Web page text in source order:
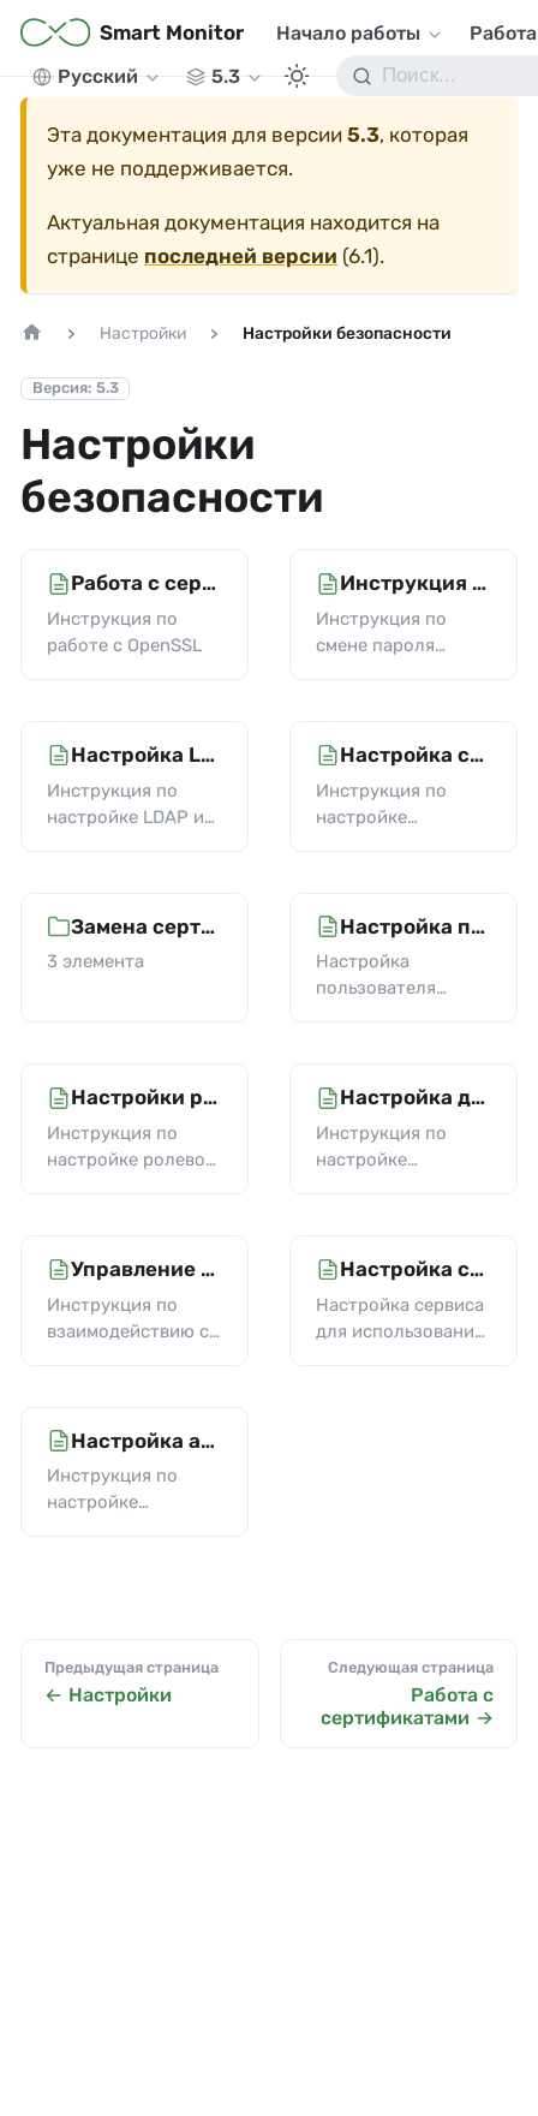
Smart Monitor Начало работы
Русский
5.3
Эта документация для версии 5.3, которая
уже не поддерживается.
Актуальная документация находится на
странице последней версии (6.1).
Настройки Настройки безопасности
Версия: 5.3
Настройки
безопасности
Работа с сертификатами
Инструкция по
работе с OpenSSL
Инструкция по смене пароля пользователя
Инструкция по
смене пароля
Настройка LDAP и LDAPS
Инструкция по
настройке LDAP и
статье, следует
admin (обычно это
первый узел
кластера).
Настройка сертификата для Smart Monitor Web
Инструкция по
настройке
Smart Monitor Web.
Замена сертификатов компонентов Smart Monitor
3 элемента
Настройка пользователя Smart Monitor
Настройка
пользователя
Настройки ролевой модели
Инструкция по
настройке ролевой
Настройка длительности сессии
Инструкция по
настройке
Управление Keystore через API
Инструкция по
взаимодействию с
Настройка сервиса для использования портов ниже 1024
Настройка сервиса
для использования
Настройка аутентификации через Kerberos
Инструкция по
настройке
Предыдущая страница
Настройки
Следующая страница
Работа с
сертификатами